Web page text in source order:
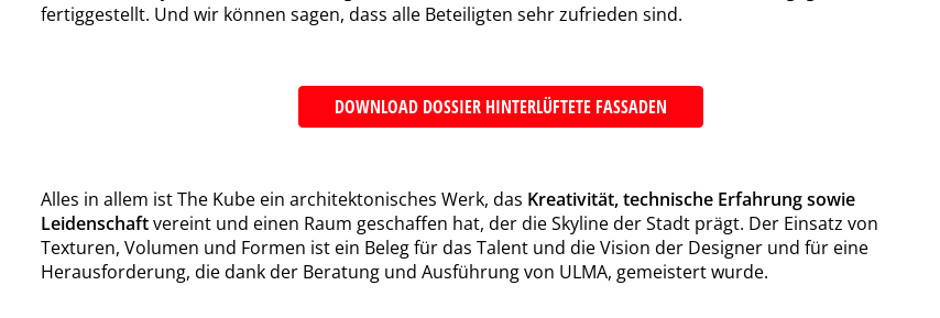
fertiggestellt. Und wir können sagen, dass alle Beteiligten sehr zufrieden sind.
DOWNLOAD DOSSIER HINTERLÜFTETE FASSADEN
Alles in allem ist The Kube ein architektonisches Werk, das Kreativität, technische Erfahrung sowie
Leidenschaftvereint und einen Raum geschaffen hat, der die Skyline der Stadt prägt. Der Einsatz von
Texturen, Volumen und Formen ist ein Beleg für das Talent und die Vision der Designer und für eine
Herausforderung, die dank der Beratung und Ausführung von ULMA, gemeistert wurde.